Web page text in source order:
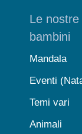
Le
bambini
Mandala
Eventi
Temi vari
Animali